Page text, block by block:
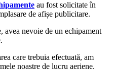
au fost solicitate în
de afișe publicitare.
nevoie de un echipament
care trebuia efectuată, am
noastre de lucru aeriene.